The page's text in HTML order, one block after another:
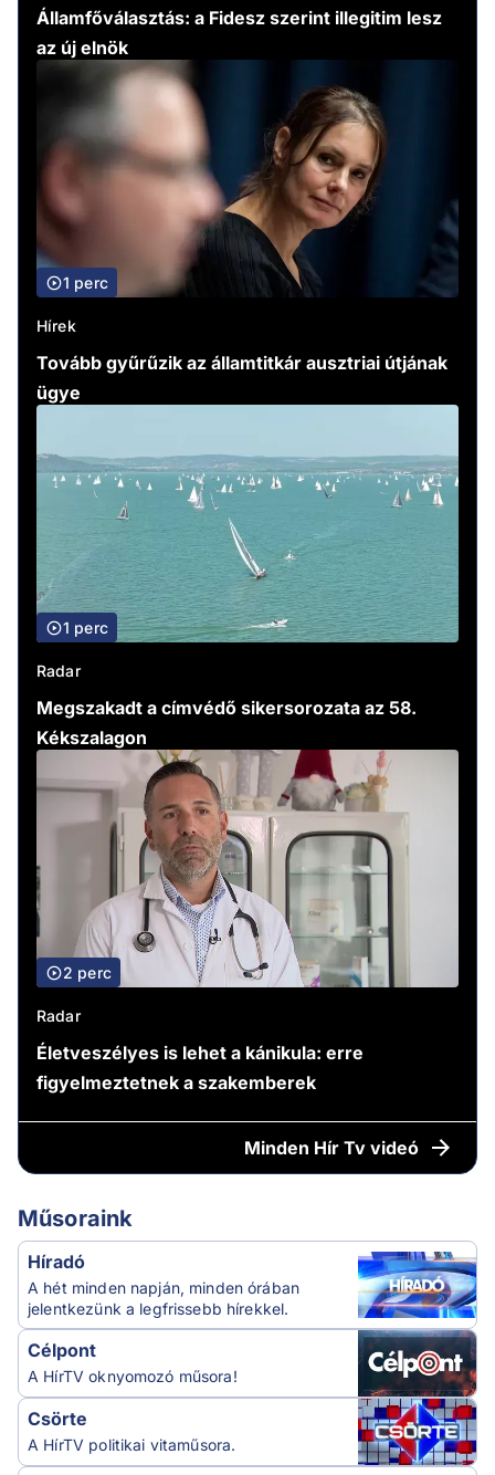
Államfőválasztás: a Fidesz szerint illegitim lesz
az új elnök
1 perc
Hírek
Tovább gyűrűzik az államtitkár ausztriai útjának
ügye
1 perc
Radar
Megszakadt a címvédő sikersorozata az 58.
Kékszalagon
2 perc
Radar
Életveszélyes is lehet a kánikula: erre
figyelmeztetnek a szakemberek
Minden Hír Tv videó
Műsoraink
Híradó
A hét minden napján, minden órában
jelentkezünk a legfrissebb hírekkel.
Célpont
A HírTV oknyomozó műsora!
Csörte
A HírTV politikai vitaműsora.